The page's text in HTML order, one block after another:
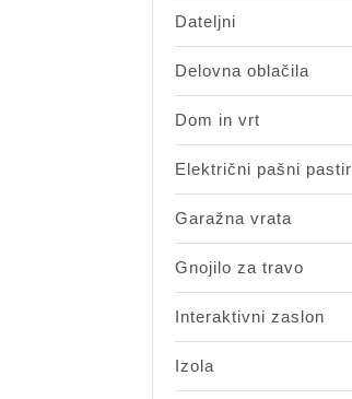
Dateljni
Delovna oblačila
Dom in vrt
Električni pašni pastir
Garažna vrata
Gnojilo za travo
Interaktivni zaslon
Izola